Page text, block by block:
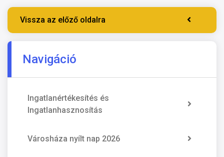
Vissza az előző oldalra
Navigáció
Ingatlanértékesítés és
Ingatlanhasznosítás
Városháza nyílt nap 2026